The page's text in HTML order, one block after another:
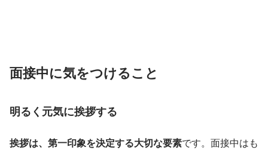
面接中に気をつけること
明るく元気に挨拶する
挨拶は、第一印象を決定する大切な要素です。面接中はも